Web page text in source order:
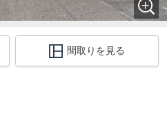
間取りを見る